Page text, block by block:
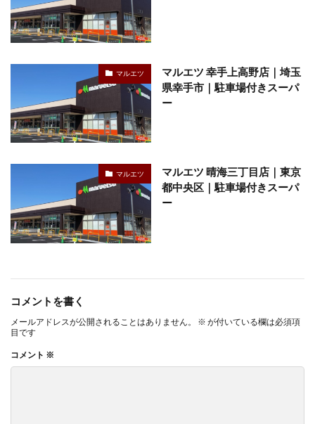
マルエツ
マルエツ 幸手上高野店｜埼玉
県幸手市｜駐車場付きスーパ
ー
マルエツ
マルエツ 晴海三丁目店｜東京
都中央区｜駐車場付きスーパ
ー
コメントを書く
メールアドレスが公開されることはありません。 ※ が付いている欄は必須項
目です
コメント ※